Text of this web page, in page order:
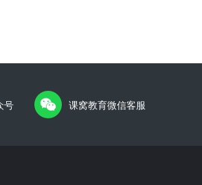
号 课窝教育微信客服